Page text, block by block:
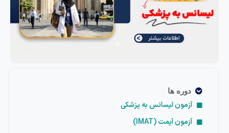
دوره ها
آزمون لیسانس به پزشکی
آزمون آیمت (IMAT)